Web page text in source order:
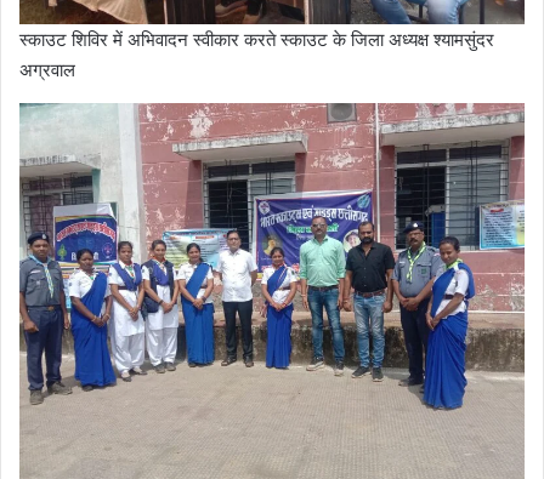
स्काउट शिविर में अभिवादन स्वीकार करते स्काउट के जिला अध्यक्ष श्यामसुंदर
अग्रवाल